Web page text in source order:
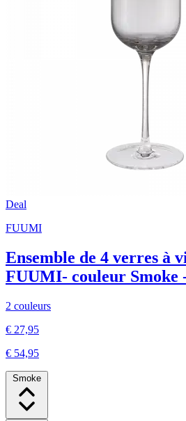
Deal
FUUMI
Ensemble de 4 verres à
FUUMI- couleur Smoke
2 couleurs
€ 27,95
€ 54,95
Smoke